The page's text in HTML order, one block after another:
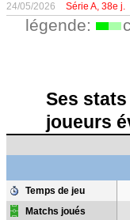
24/05/2026
Série A, 38e j.
légende:
Ses
joueurs
Temps de jeu
Matchs joués